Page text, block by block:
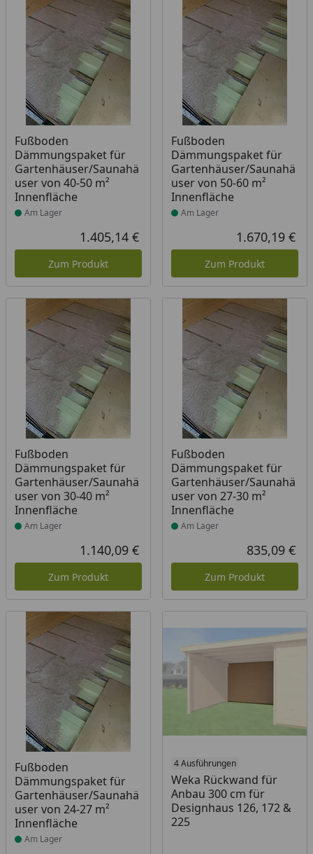
Fußboden
Dämmungspaket für
Gartenhäuser/Saunahä
user von 40-50 m²
Innenfläche
Produkt am Lager
Am Lager
Aktueller Preis
1.405,14 €
Zum Produkt
Fußboden
Dämmungspaket für
Gartenhäuser/Saunahä
user von 50-60 m²
Innenfläche
Produkt am Lager
Am Lager
1.670,19 €
Zum Produkt
Fußboden
Dämmungspaket für
Gartenhäuser/Saunahä
user von 30-40 m²
Innenfläche
Produkt am Lager
Am Lager
Aktueller Preis
1.140,09 €
Zum Produkt
Fußboden
Dämmungspaket für
Gartenhäuser/Saunahä
user von 27-30 m²
Innenfläche
Produkt am Lager
Am Lager
835,09 €
Zum Produkt
Fußboden
Dämmungspaket für
Gartenhäuser/Saunahä
user von 24-27 m²
Innenfläche
Produkt am Lager
Am Lager
4 Ausführungen
Weka Rückwand für
Anbau 300 cm für
Designhaus 126, 172 &
225